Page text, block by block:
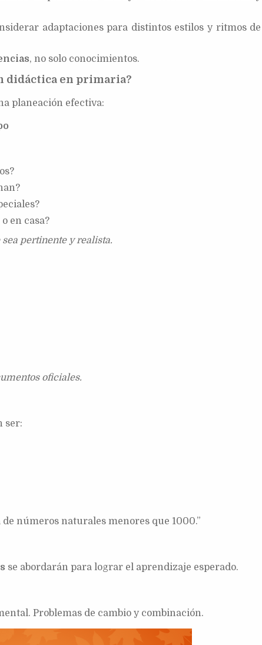
adaptaciones para distintos estilos y ritmos de
, no solo conocimientos.
didáctica en primaria?
planeación efectiva:
en casa?
pertinente y realista.
oficiales.
ser:
números naturales menores que 1000.”
se abordarán para lograr el aprendizaje esperado.
Problemas de cambio y combinación.